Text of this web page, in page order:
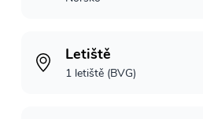
Letiště
1 letiště (BVG)